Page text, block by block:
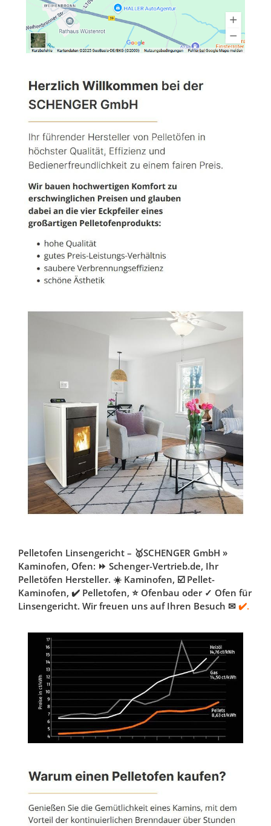
Pelletofen Linsengericht – 🥇SCHENGER GmbH »
Kaminofen, Ofen: ⏩ Schenger-Vertrieb.de, Ihr
Pelletöfen Hersteller. ☀️ Kaminofen, ☑️ Pellet-
Kaminofen, ✔️ Pelletofen, ⭐ Ofenbau oder ✓ Ofen für
Linsengericht. Wir freuen uns auf Ihren Besuch ✉ ✔️.